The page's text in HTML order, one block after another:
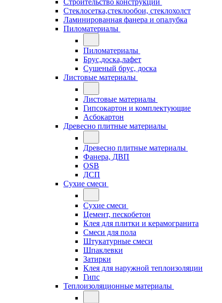
Строительство конструкций
Стеклосетка,стеклообои, стеклохолст
Ламинированная фанера и опалубка
Пиломатериалы
Пиломатериалы
Брус,доска,лафет
Сушеный брус, доска
Листовые материалы
Листовые материалы
Гипсокартон и комплектующие
Асбокартон
Древесно плитные материалы
Древесно плитные материалы
Фанера, ДВП
OSB
ДСП
Сухие смеси
Сухие смеси
Цемент, пескобетон
Клея для плитки и керамогранита
Смеси для пола
Штукатурные смеси
Шпаклевки
Затирки
Клея для наружной теплоизоляции
Гипс
Теплоизоляционные материалы